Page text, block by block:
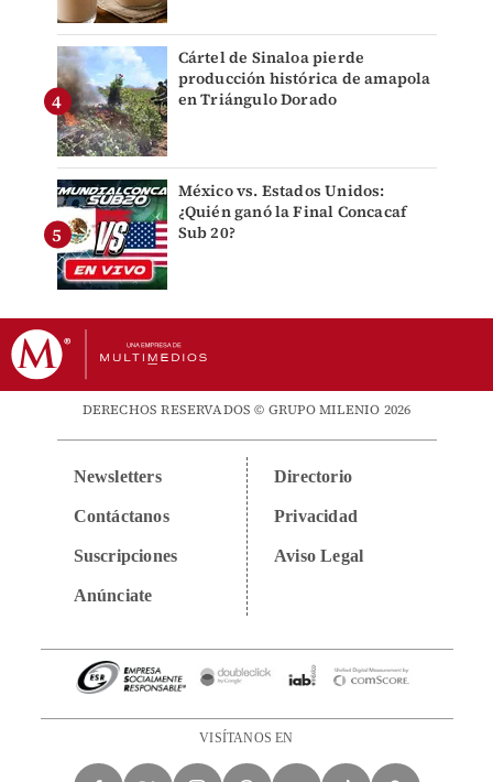
Cártel de Sinaloa pierde
producción histórica de amapola
en Triángulo Dorado
México vs. Estados Unidos:
¿Quién ganó la Final Concacaf
Sub 20?
DERECHOS RESERVADOS © GRUPO MILENIO 2026
Newsletters
Contáctanos
Suscripciones
Anúnciate
Directorio
Privacidad
Aviso Legal
VISÍTANOS EN